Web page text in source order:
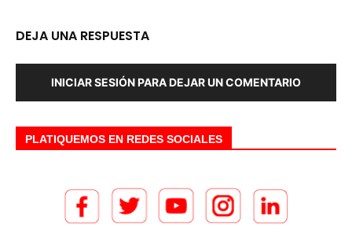
DEJA UNA RESPUESTA
INICIAR SESIÓN PARA DEJAR UN COMENTARIO
PLATIQUEMOS EN REDES SOCIALES